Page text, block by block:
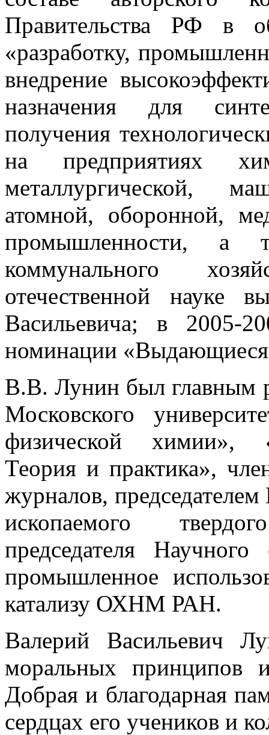
Правительства РФ в
«разработку,
внедрение
назначения для
получения
на предприятиях
металлургической,
атомной, оборонной,
промышленности, а
коммунального
отечественной науке
Васильевича; в 2005-
номинации
В.В. Лунин был главным
Московского
физической химии»,
Теория и практика»,
журналов,
ископаемого
председателя
промышленное
катализу ОХНМ РАН.
Валерий Васильевич
моральных принципов
Добрая и благодарная
сердцах его учеников и